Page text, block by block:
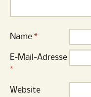
Name *
E-Mail-Adresse
*
Website